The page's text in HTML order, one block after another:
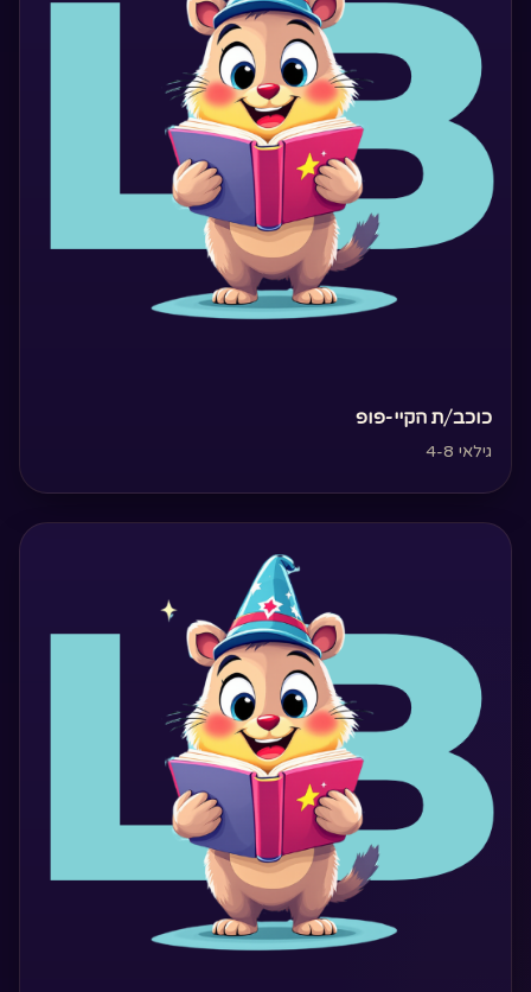
‏כוכב/ת הקיי-פופ‏
גילאי 4-8